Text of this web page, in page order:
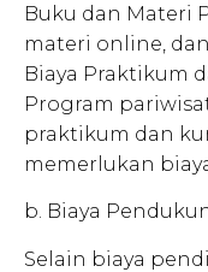
Buku dan Materi
materi online,
Biaya Praktikum
Program
praktikum dan
memerlukan
b. Biaya
Selain biaya